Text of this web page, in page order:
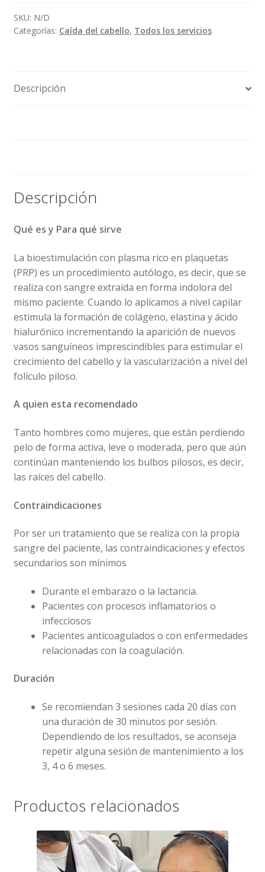
SKU: N/D
Categorías: Caída del cabello, Todos los servicios
Descripción
Descripción
Qué es y Para qué sirve
La bioestimulación con plasma rico en plaquetas
(PRP) es un procedimiento autólogo, es decir, que se
realiza con sangre extraída en forma indolora del
mismo paciente. Cuando lo aplicamos a nivel capilar
estimula la formación de colágeno, elastina y ácido
hialurónico incrementando la aparición de nuevos
vasos sanguíneos imprescindibles para estimular el
crecimiento del cabello y la vascularización a nivel del
folículo piloso.
A quien esta recomendado
Tanto hombres como mujeres, que están perdiendo
pelo de forma activa, leve o moderada, pero que aún
continúan manteniendo los bulbos pilosos, es decir,
las raíces del cabello.
Contraindicaciones
Por ser un tratamiento que se realiza con la propia
sangre del paciente, las contraindicaciones y efectos
secundarios son mínimos
Durante el embarazo o la lactancia.
Pacientes con procesos inflamatorios o
infecciosos
Pacientes anticoagulados o con enfermedades
relacionadas con la coagulación.
Duración
Se recomiendan 3 sesiones cada 20 días con
una duración de 30 minutos por sesión.
Dependiendo de los resultados, se aconseja
repetir alguna sesión de mantenimiento a los
3, 4 o 6 meses.
Productos relacionados